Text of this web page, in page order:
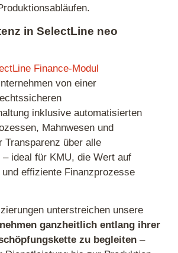
in SelectLine neo
Finance‑Modul
von einer
inklusive automatisierten
Mahnwesen und
Transparenz über alle
– ideal für KMU, die Wert auf
effiziente Finanzprozesse
unterstreichen unsere
ganzheitlich entlang ihrer
zu begleiten –